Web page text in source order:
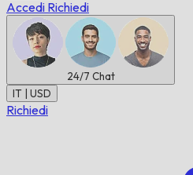
Accedi Richiedi
24/7 Chat
IT | USD
Richiedi